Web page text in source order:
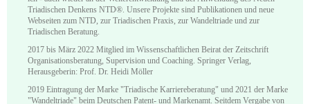
Triadischen Denkens NTD®. Unsere Projekte sind Publikationen und neue
Webseiten zum NTD, zur Triadischen Praxis, zur Wandeltriade und zur
Triadischen Beratung.
2017 bis März 2022 Mitglied im Wissenschaftlichen Beirat der Zeitschrift
Organisationsberatung, Supervision und Coaching. Springer Verlag,
Herausgeberin: Prof. Dr. Heidi Möller
2019 Eintragung der Marke "Triadische Karriereberatung" und 2021 der Marke
"Wandeltriade" beim Deutschen Patent- und Markenamt. Seitdem Vergabe von